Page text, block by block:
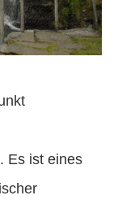
Es ist eines